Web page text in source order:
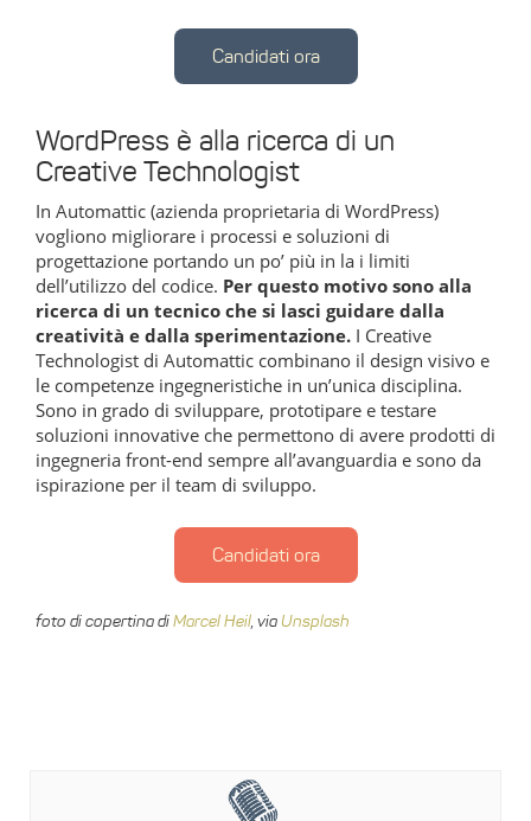
Candidati ora
WordPress è alla ricerca di un
Creative Technologist
In Automattic (azienda proprietaria di WordPress)
vogliono migliorare i processi e soluzioni di
progettazione portando un po’ più in la i limiti
dell’utilizzo del codice. Per questo motivo sono alla
ricerca di un tecnico che si lasci guidare dalla
creatività e dalla sperimentazione. I Creative
Technologist di Automattic combinano il design visivo e
le competenze ingegneristiche in un’unica disciplina.
Sono in grado di sviluppare, prototipare e testare
soluzioni innovative che permettono di avere prodotti di
ingegneria front-end sempre all’avanguardia e sono da
ispirazione per il team di sviluppo.
Candidati ora
foto di copertina diMarcel Heil, viaUnsplash